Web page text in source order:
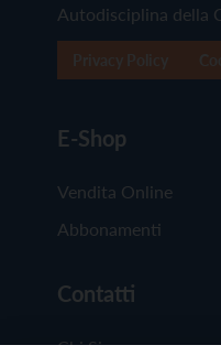
Autodisciplina della
E-Shop
Vendita Online
Abbonamenti
Contatti
Chi Siamo